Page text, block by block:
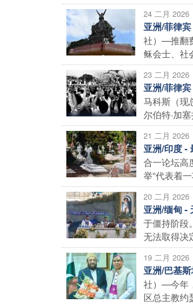
24 二月 2026
亚洲/菲律
社）—推翻
稣会士、社
23 二月 2026
亚洲/菲律
马科斯（现
尔伯特·加
21 二月 2026
亚洲/印度 -
合一论坛高
举“代表着
20 二月 2026
亚洲/缅甸 -
于僵持阶段
无法取得决
19 二月 2026
亚洲/巴基
社）—今年
区总主教约